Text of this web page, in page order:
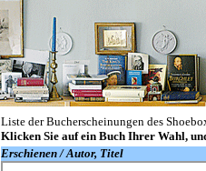
Liste der Bucherscheinungen des
Klicken Sie auf ein Buch Ihrer Wahl,
Erschienen / Autor, Titel